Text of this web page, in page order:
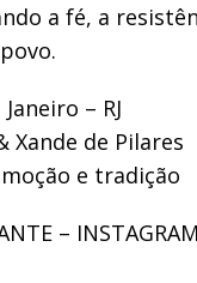
a fé, a
– RJ
Xande de Pilares
e tradição
–